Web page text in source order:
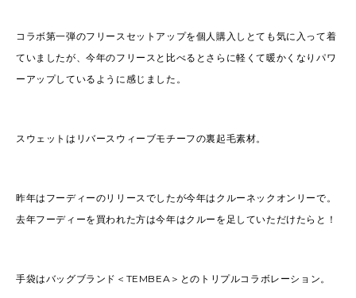
コラボ第一弾のフリースセットアップを個人購入しとても気に入って着
ていましたが、今年のフリースと比べるとさらに軽くて暖かくなりパワ
ーアップしているように感じました。
スウェットはリバースウィーブモチーフの裏起毛素材。
昨年はフーディーのリリースでしたが今年はクルーネックオンリーで。
去年フーディーを買われた方は今年はクルーを足していただけたらと！
手袋はバッグブランド＜TEMBEA＞とのトリプルコラボレーション。